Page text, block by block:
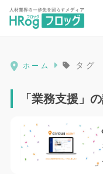
HRog | 人材業
ホーム タグ
「業務支援」